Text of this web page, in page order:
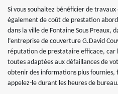
Si vous souhaitez bénéficier de
également de coût de prestation
dans la ville de Fontaine Sous Preaux,
l’entreprise de couverture G.David
réputation de prestataire efficace, car
toutes adaptées aux défaillances de
obtenir des informations plus fournies,
appelez-le durant les heures de bureau.